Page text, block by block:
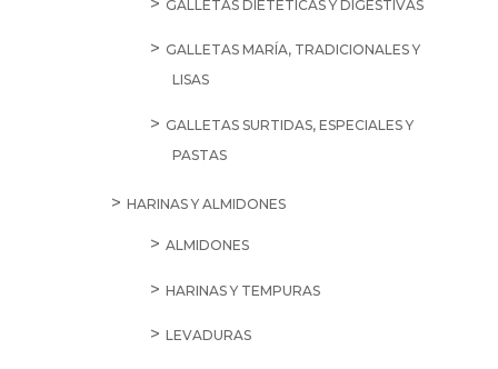
GALLETAS DIETÉTICAS Y DIGESTIVAS
GALLETAS MARÍA, TRADICIONALES Y
LISAS
GALLETAS SURTIDAS, ESPECIALES Y
PASTAS
HARINAS Y ALMIDONES
ALMIDONES
HARINAS Y TEMPURAS
LEVADURAS